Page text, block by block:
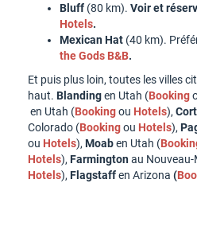
Bluff (80 km). Voir et
Hote ls.
Mexican Hat (40 km).
the Gods B&B.
Et puis plus loin, toutes les villes
haut. Blandingen Utah (Booking
en Utah (Bookingou Hotels),
Colorado (Bookingou Hotels),
ou Hotels), Moaben Utah (
Hotels), Farmingtonau Nouveau-
Hotels), Flagstaffen Arizona (